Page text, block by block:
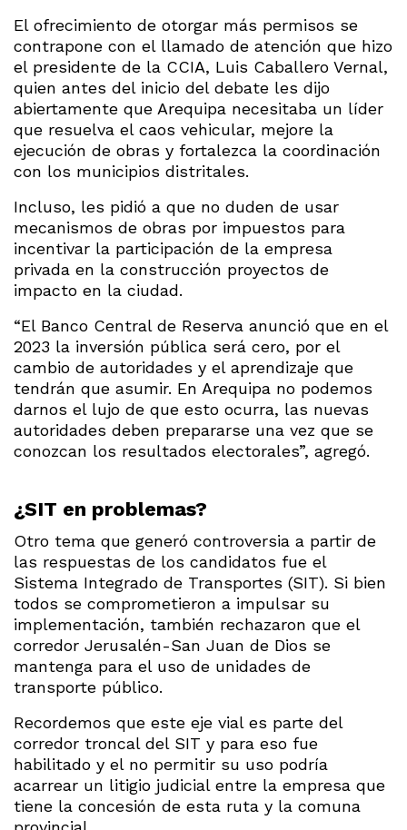
El ofrecimiento de otorgar más permisos se
contrapone con el llamado de atención que hizo
el presidente de la CCIA, Luis Caballero Vernal,
quien antes del inicio del debate les dijo
abiertamente que Arequipa necesitaba un líder
que resuelva el caos vehicular, mejore la
ejecución de obras y fortalezca la coordinación
con los municipios distritales.
Incluso, les pidió a que no duden de usar
mecanismos de obras por impuestos para
incentivar la participación de la empresa
privada en la construcción proyectos de
impacto en la ciudad.
“El Banco Central de Reserva anunció que en el
2023 la inversión pública será cero, por el
cambio de autoridades y el aprendizaje que
tendrán que asumir. En Arequipa no podemos
darnos el lujo de que esto ocurra, las nuevas
autoridades deben prepararse una vez que se
conozcan los resultados electorales”, agregó.
¿SIT en problemas?
Otro tema que generó controversia a partir de
las respuestas de los candidatos fue el
Sistema Integrado de Transportes (SIT). Si bien
todos se comprometieron a impulsar su
implementación, también rechazaron que el
corredor Jerusalén-San Juan de Dios se
mantenga para el uso de unidades de
transporte público.
Recordemos que este eje vial es parte del
corredor troncal del SIT y para eso fue
habilitado y el no permitir su uso podría
acarrear un litigio judicial entre la empresa que
tiene la concesión de esta ruta y la comuna